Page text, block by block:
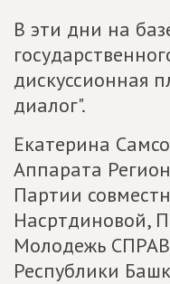
В эти дни на
дискуссионная
диалог".
Екатерина
Аппарата
Партии
Насртдиновой,
Молодежь
Республики